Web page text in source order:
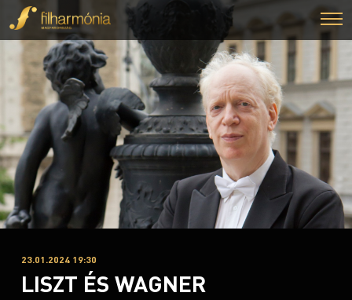
23.01.2024 19:30
LISZT ÉS WAGNER